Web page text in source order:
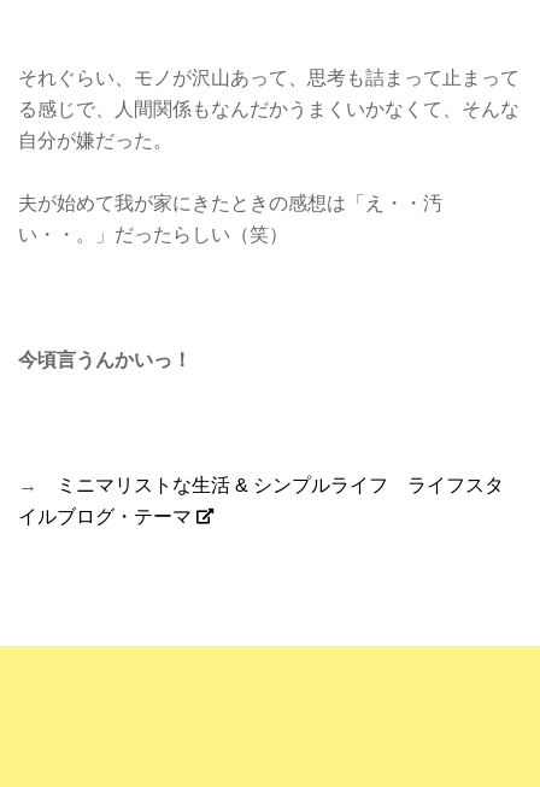
それぐらい、モノが沢山あって、思考も詰まって止まって
る感じで、人間関係もなんだかうまくいかなくて、そんな
自分が嫌だった。
夫が始めて我が家にきたときの感想は「え・・汚
い・・。」だったらしい（笑）
今頃言うんかいっ！
→
ミニマリストな生活 & シンプルライフ ライフスタ
イルブログ・テーマ